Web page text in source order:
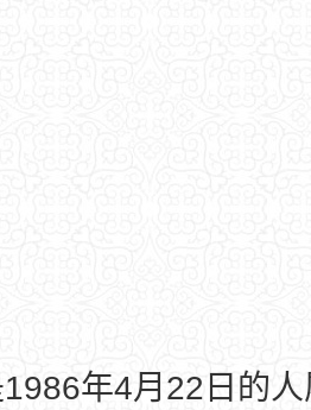
年4月22日的